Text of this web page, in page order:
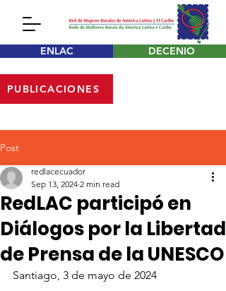
ENLAC DECENIO
PUBLICACIONES
Post
RedLAC participó en
Diálogos por la Libertad
de Prensa de la UNESCO
redlacecuador
Sep 13, 2024 2 min read
Santiago, 3 de mayo de 2024